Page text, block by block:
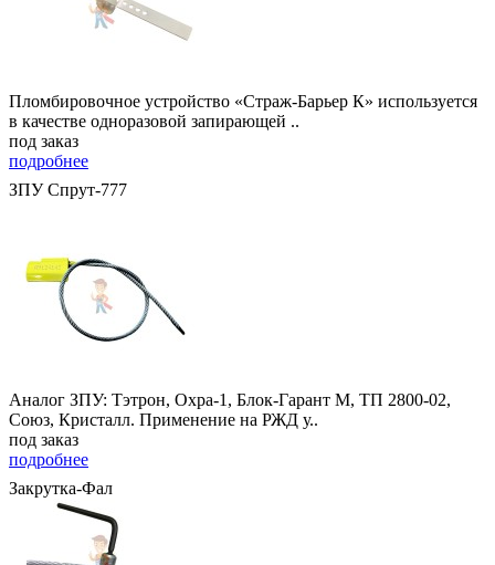
Пломбировочное устройство «Страж-Барьер К» используется
в качестве одноразовой запирающей ..
под заказ
подробнее
ЗПУ Спрут-777
Аналог ЗПУ: Тэтрон, Охра-1, Блок-Гарант М, ТП 2800-02,
Союз, Кристалл. Применение на РЖД у..
под заказ
подробнее
Закрутка-Фал